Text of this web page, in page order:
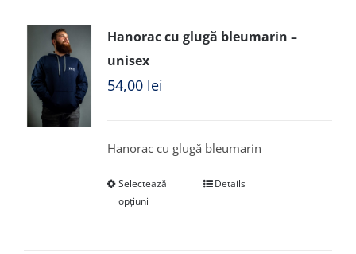
Hanorac cu glugă bleumarin –
unisex
54,00 lei
Hanorac cu glugă bleumarin
Selectează
opțiuni
Details